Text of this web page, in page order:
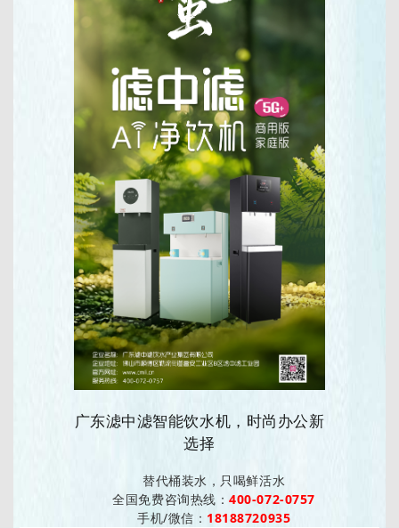
广东滤中滤智能饮水机，时尚办公新
选择
替代桶装水，只喝鲜活水
全国免费咨询热线：400-072-0757
手机/微信： 18188720935